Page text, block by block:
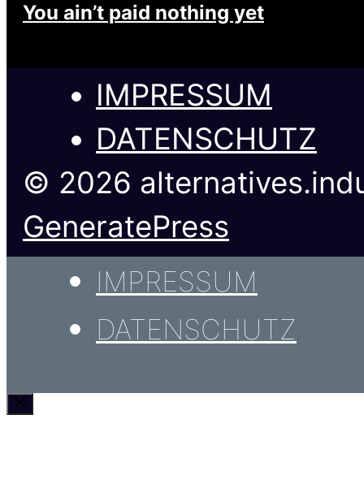
You ain’t paid nothing yet
IMPRESSUM
DATENSCHUTZ
© 2026
GeneratePress
IMPRESSUM
DATENSCHUTZ
Schließen